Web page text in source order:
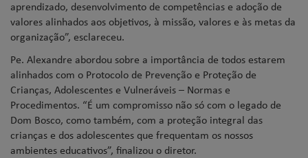
aprendizado, desenvolvimento de competências e adoção de
valores alinhados aos objetivos, à missão, valores e às metas da
organização”, esclareceu.
Pe. Alexandre abordou sobre a importância de todos estarem
alinhados com o Protocolo de Prevenção e Proteção de
Crianças, Adolescentes e Vulneráveis – Normas e
Procedimentos. “É um compromisso não só com o legado de
Dom Bosco, como também, com a proteção integral das
crianças e dos adolescentes que frequentam os nossos
ambientes educativos”, finalizou o diretor.